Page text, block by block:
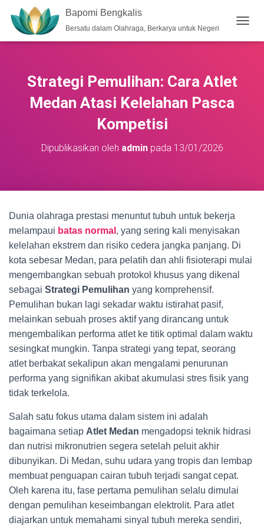
Bapomi Bengkalis
Bersatu dalam Olahraga, Berkarya untuk Negeri
O
Strategi Pemulihan: Cara Atlet
Medan Atasi Kelelahan Pasca
Kompetisi
Dipublikasikan oleh adminpada 13/01/2026
Dunia olahraga prestasi menuntut tubuh untuk bekerja
melampaui batas normal , yang sering kali menyisakan
kelelahan ekstrem dan risiko cedera jangka panjang. Di
kota sebesar Medan, para pelatih dan ahli fisioterapi mulai
mengembangkan sebuah protokol khusus yang dikenal
sebagai Strategi Pemulihan yang komprehensif.
Pemulihan bukan lagi sekadar waktu istirahat pasif,
melainkan sebuah proses aktif yang dirancang untuk
mengembalikan performa atlet ke titik optimal dalam waktu
sesingkat mungkin. Tanpa strategi yang tepat, seorang
atlet berbakat sekalipun akan mengalami penurunan
performa yang signifikan akibat akumulasi stres fisik yang
tidak terkelola.
Salah satu fokus utama dalam sistem ini adalah
bagaimana setiap Atlet Medan mengadopsi teknik hidrasi
dan nutrisi mikronutrien segera setelah peluit akhir
dibunyikan. Di Medan, suhu udara yang tropis dan lembap
membuat penguapan cairan tubuh terjadi sangat cepat.
Oleh karena itu, fase pertama pemulihan selalu dimulai
dengan pemulihan keseimbangan elektrolit. Para atlet
diajarkan untuk memahami sinyal tubuh mereka sendiri,